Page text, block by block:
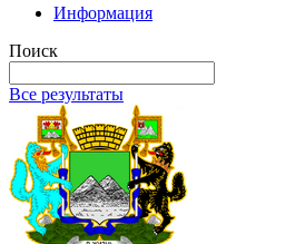
Информация
Поиск
Все результаты